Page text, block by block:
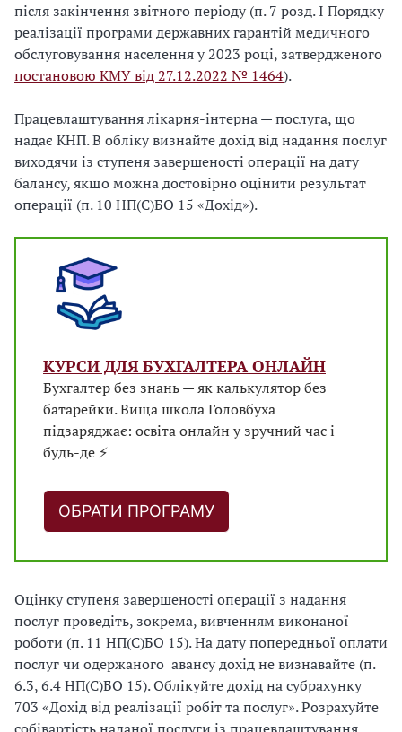
після закінчення звітного періоду (п. 7 розд. І Порядку
реалізації програми державних гарантій медичного
обслуговування населення у 2023 році, затвердженого
постановою КМУ від 27.12.2022 № 1464).
Працевлаштування лікарня-інтерна — послуга, що
надає КНП. В обліку визнайте дохід від надання послуг
виходячи із ступеня завершеності операції на дату
балансу, якщо можна достовірно оцінити результат
операції (п. 10 НП(С)БО 15 «Дохід»).
КУРСИ ДЛЯ БУХГАЛТЕРА ОНЛАЙН
Бухгалтер без знань — як калькулятор без
батарейки. Вища школа Головбуха
підзаряджає: освіта онлайн у зручний час і
будь-де ⚡
ОБРАТИ ПРОГРАМУ
Оцінку ступеня завершеності операції з надання
послуг проведіть, зокрема, вивченням виконаної
роботи (п. 11 НП(С)БО 15). На дату попередньої оплати
послуг чи одержаного авансу дохід не визнавайте (п.
6.3, 6.4 НП(С)БО 15). Облікуйте дохід на субрахунку
703 «Дохід від реалізації робіт та послуг». Розрахуйте